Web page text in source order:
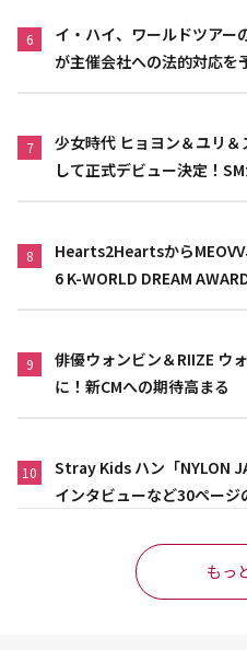
6
イ・ハイ、ワールドツア
が主催会社への法的対応を
7
少女時代 ヒョヨン＆ユリ
して正式デビュー決定！
8
Hearts2Heartsから
6 K-WORLD DREAM
9
俳優ウォンビン＆RIIZE ウ
に！新CMへの期待高まる
10
Stray Kids ハン「NYLON
インタビューなど30ページ
もっ